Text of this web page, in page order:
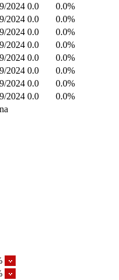
2024 0.0
0.0%
2024 0.0
0.0%
2024 0.0
0.0%
2024 0.0
0.0%
2024 0.0
0.0%
2024 0.0
0.0%
2024 0.0
0.0%
2024 0.0
0.0%